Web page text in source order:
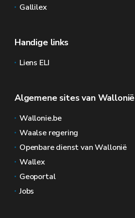
Gallilex
Handige links
Liens ELI
Algemene sites van Wallonië
Wallonie.be
Waalse regering
Openbare dienst van Wallonië
Wallex
Geoportal
Jobs